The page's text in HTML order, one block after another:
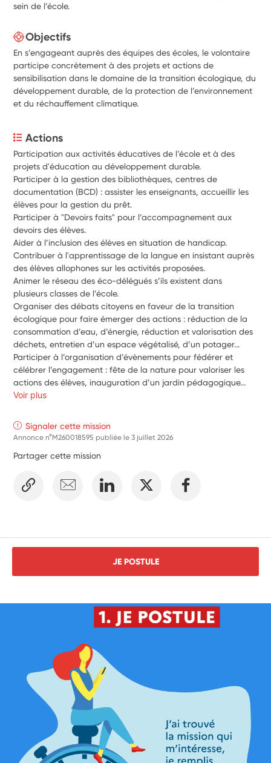
sein de l’école.
Objectifs
En s’engageant auprès des équipes des écoles, le volontaire
participe concrètement à des projets et actions de
sensibilisation dans le domaine de la transition écologique, du
développement durable, de la protection de l’environnement
et du réchauffement climatique.
Actions
Participation aux activités éducatives de l’école et à des
Participer à la gestion des bibliothèques, centres de
documentation (BCD) : assister les enseignants, accueillir les
élèves pour la gestion du prêt.
Participer à "Devoirs faits" pour l’accompagnement aux
devoirs des élèves.
Aider à l’inclusion des élèves en situation de handicap.
Contribuer à l'apprentissage de la langue en insistant auprès
des élèves allophones sur les activités proposées.
Animer le réseau des éco-délégués s’ils existent dans
plusieurs classes de l’école.
Organiser des débats citoyens en faveur de la transition
écologique pour faire émerger des actions : réduction de la
consommation d’eau, d’énergie, réduction et valorisation des
déchets, entretien d’un espace végétalisé, d’un potager...
Participer à l’organisation d’évènements pour fédérer et
célébrer l’engagement : fête de la nature pour valoriser les
actions des élèves, inauguration d’un jardin pédagogique...
Voir plus
Signaler cette mission
Annonce n°M260018595 publiée le3 juillet 2026
Partager cette mission
JE POSTULE